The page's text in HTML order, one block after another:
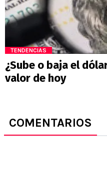
TENDENCIAS
¿Sube o baja el
valor de hoy
COMENTARIOS